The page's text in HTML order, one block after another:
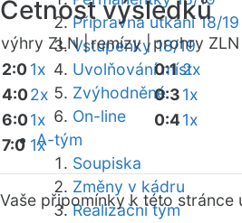
Přípravná utkání 18/19
Vstupenky 18/19
Uvolňování míst
Zvýhodněné
On-line
A-tým
Soupiska
Změny v kádru
Realizační tým
Četnost výsledků
výhry ZLN |remízy |prohry ZLN
2:01x
4:02x
6:01x
7:0 1x
0:1 2x
0:31x
0:41x
Vaše připomínky k této stránce